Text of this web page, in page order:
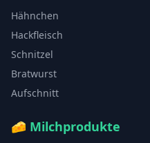
Hähnchen
Hackfleisch
Schnitzel
Bratwurst
Aufschnitt
🧀 Milchprodukte